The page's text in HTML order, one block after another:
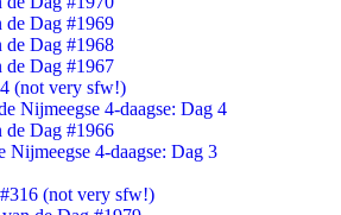
de Dag #1969
de Dag #1968
de Dag #1967
(not very sfw!)
Nijmeegse 4-daagse: Dag 4
de Dag #1966
Nijmeegse 4-daagse: Dag 3
(not very sfw!)